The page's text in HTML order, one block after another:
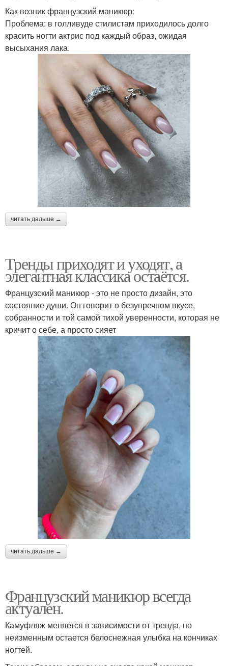
Как возник французский маникюр:
Проблема: в голливуде стилистам приходилось долго
красить ногти актрис под каждый образ, ожидая
высыхания лака.
читать дальше →
Тренды приходят и уходят, а
элегантная классика остаётся.
Французский маникюр - это не просто дизайн, это
состояние души. Он говорит о безупречном вкусе,
собранности и той самой тихой уверенности, которая не
кричит о себе, а просто сияет
читать дальше →
Французский маникюр всегда
актуален.
Камуфляж меняется в зависимости от тренда, но
неизменным остается белоснежная улыбка на кончиках
ногтей.